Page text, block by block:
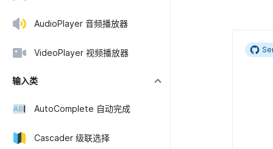
AudioPlayer 音频播放器
VideoPlayer 视频播放器
输入类
AutoComplete 自动完成
Cascader 级联选择